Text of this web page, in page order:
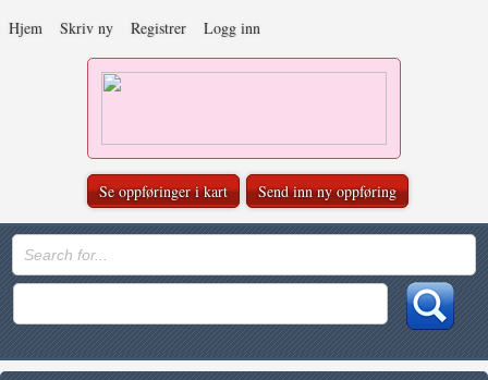
Hjem Skriv ny Registrer Logg inn
Se oppføringer i kart Send inn ny oppføring